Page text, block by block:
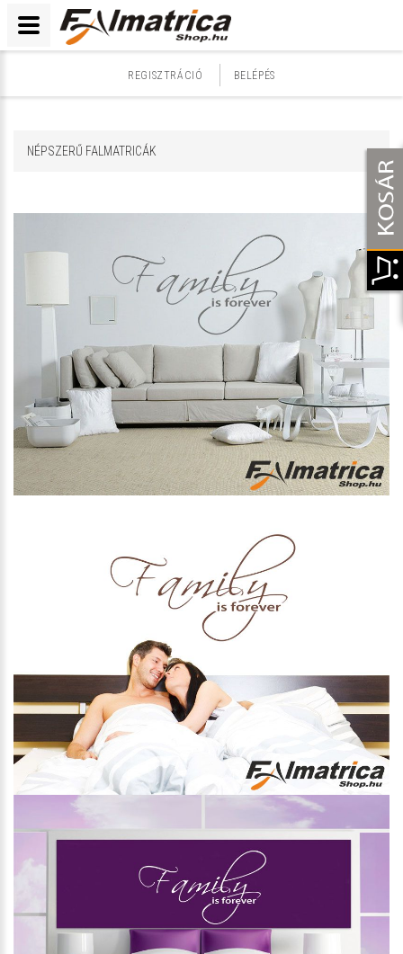
REGISZTRÁCIÓ BELÉPÉS
NÉPSZERŰ FALMATRICÁK